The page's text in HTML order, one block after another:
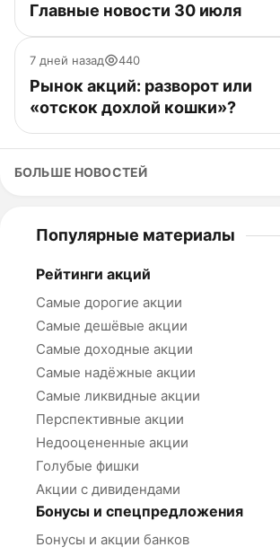
Главные новости 30 июля
7 дней назад 440
Рынок акций: разворот или
«отскок дохлой кошки»?
БОЛЬШЕ НОВОСТЕЙ
Популярные материалы
Рейтинги акций
Самые дорогие акции
Самые дешёвые акции
Самые доходные акции
Самые надёжные акции
Самые ликвидные акции
Перспективные акции
Недооцененные акции
Голубые фишки
Акции с дивидендами
Бонусы и спецпредложения
Бонусы и акции банков